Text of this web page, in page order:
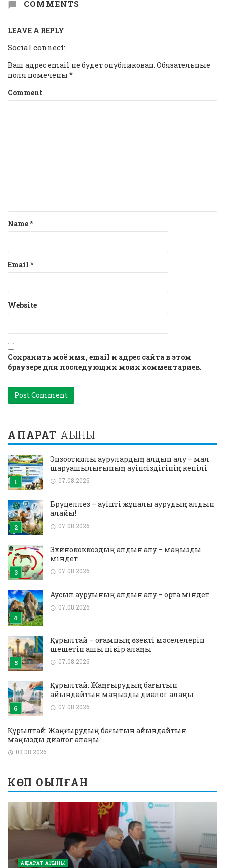
COMMENTS
LEAVE A REPLY
Social connect:
Ваш адрес email не будет опубликован. Обязательные
поля помечены *
Comment
Name*
Email *
Website
Сохранить моё имя, email и адрес сайта в этом
браузере для последующих моих комментариев.
АҚПАРАТ АҒЫНЫ
Энзоотиялық аурулардың алдын алу – мал
шаруашылығының қауіпсіздігінің кепілі
07.08.2026
Бруцеллез – қауіпті жұқпалы аурудың алдын
алайық!
07.08.2026
Эхинококкоздың алдын алу – маңызды
міндет
07.08.2026
Аусыл ауруының алдын алу – ортақ міндет
07.08.2026
Құрылтай – қоғамның өзекті мәселелерін
шешетін ашық пікір алаңы
07.08.2026
Құрылтай: Жаңғырудың бағытын
айқындайтын маңызды диалог алаңы
07.08.2026
Құрылтай: Жаңғырудың бағытын айқындайтын
маңызды диалог алаңы
03.08.2026
КӨП ОҚЫЛҒАН
АҚПАРАТ АҒЫНЫ